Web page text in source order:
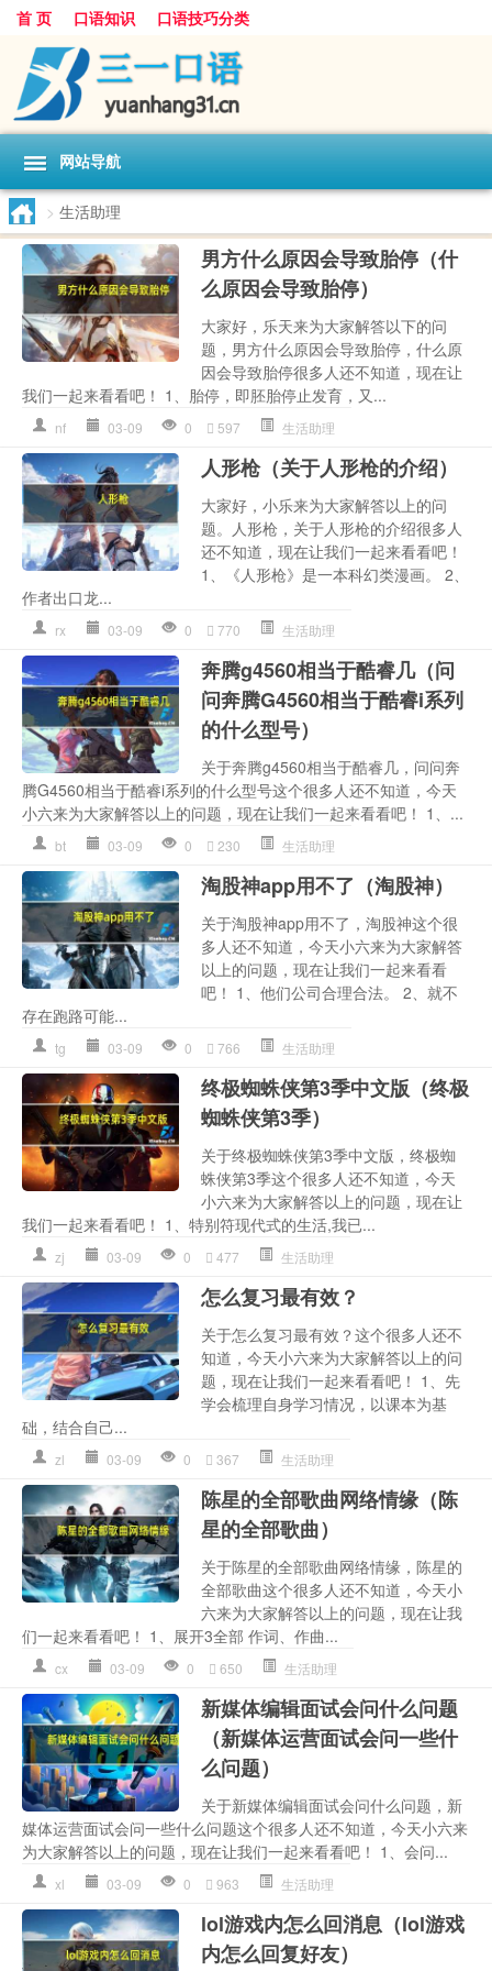
首 页 口语知识 口语技巧分类
网站导航
> 生活助理
男方什么原因会导致胎停（什
么原因会导致胎停）
大家好，乐天来为大家解答以下的问
题，男方什么原因会导致胎停，什么原
因会导致胎停很多人还不知道，现在让
我们一起来看看吧！ 1、胎停，即胚胎停止发育，又...
nf 03-09 0 597 生活助理
人形枪（关于人形枪的介绍）
大家好，小乐来为大家解答以上的问
题。人形枪，关于人形枪的介绍很多人
还不知道，现在让我们一起来看看吧！
1、《人形枪》是一本科幻类漫画。 2、
作者出口龙...
rx 03-09 0 770 生活助理
奔腾g4560相当于酷睿几（问
问奔腾G4560相当于酷睿i系列
的什么型号）
关于奔腾g4560相当于酷睿几，问问奔
腾G4560相当于酷睿i系列的什么型号这个很多人还不知道，今天
小六来为大家解答以上的问题，现在让我们一起来看看吧！ 1、...
bt 03-09 0 230 生活助理
淘股神app用不了（淘股神）
关于淘股神app用不了，淘股神这个很
多人还不知道，今天小六来为大家解答
以上的问题，现在让我们一起来看看
吧！ 1、他们公司合理合法。 2、就不
存在跑路可能...
tg 03-09 0 766 生活助理
终极蜘蛛侠第3季中文版（终极
蜘蛛侠第3季）
关于终极蜘蛛侠第3季中文版，终极蜘
蛛侠第3季这个很多人还不知道，今天
小六来为大家解答以上的问题，现在让
我们一起来看看吧！ 1、特别符现代式的生活,我已...
zj 03-09 0 477 生活助理
怎么复习最有效？
关于怎么复习最有效？这个很多人还不
知道，今天小六来为大家解答以上的问
题，现在让我们一起来看看吧！ 1、先
学会梳理自身学习情况，以课本为基
础，结合自己...
zl 03-09 0 367 生活助理
陈星的全部歌曲网络情缘（陈
星的全部歌曲）
关于陈星的全部歌曲网络情缘，陈星的
全部歌曲这个很多人还不知道，今天小
六来为大家解答以上的问题，现在让我
们一起来看看吧！ 1、展开3全部 作词、作曲...
cx 03-09 0 650 生活助理
新媒体编辑面试会问什么问题
（新媒体运营面试会问一些什
么问题）
关于新媒体编辑面试会问什么问题，新
媒体运营面试会问一些什么问题这个很多人还不知道，今天小六来
为大家解答以上的问题，现在让我们一起来看看吧！ 1、会问...
xl 03-09 0 963 生活助理
lol游戏内怎么回消息（lol游戏
内怎么回复好友）